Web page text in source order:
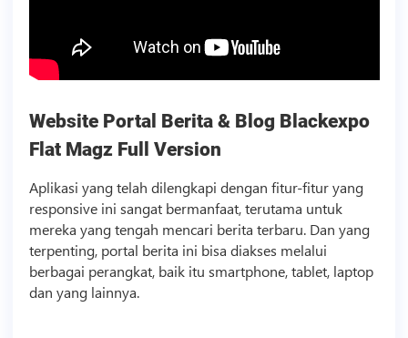
Website Portal Berita & Blog Blackexpo
Flat Magz Full Version
Aplikasi yang telah dilengkapi dengan fitur-fitur yang
responsive ini sangat bermanfaat, terutama untuk
mereka yang tengah mencari berita terbaru. Dan yang
terpenting, portal berita ini bisa diakses melalui
berbagai perangkat, baik itu smartphone, tablet, laptop
dan yang lainnya.